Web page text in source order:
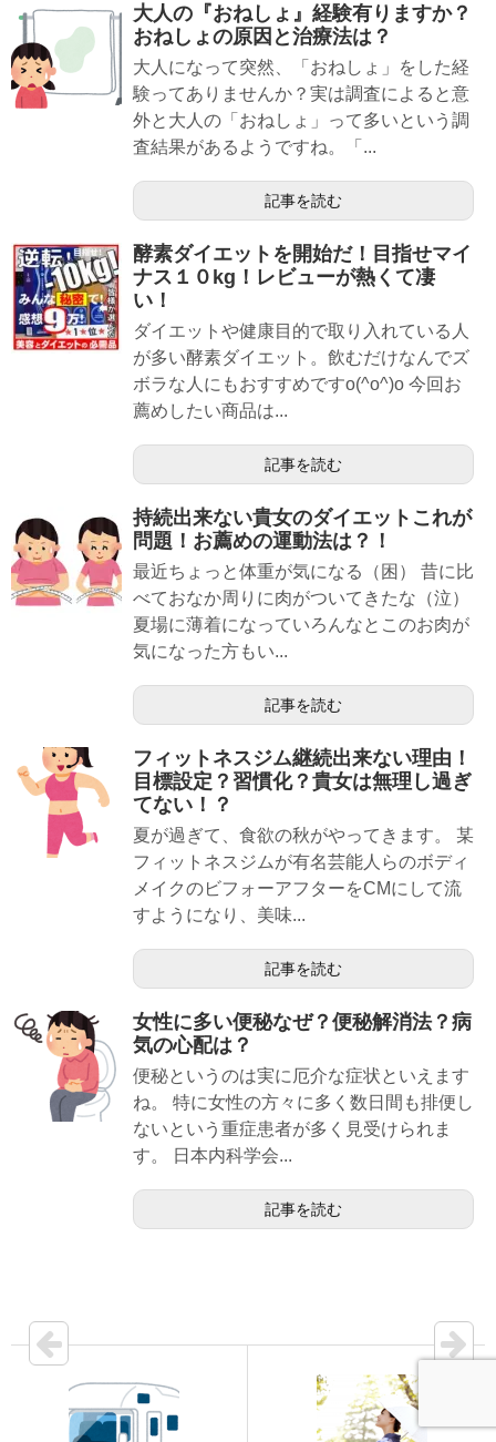
大人の『おねしょ』経験有りますか？
おねしょの原因と治療法は？
大人になって突然、「おねしょ」をした経
験ってありませんか？実は調査によると意
外と大人の「おねしょ」って多いという調
査結果があるようですね。「...
記事を読む
酵素ダイエットを開始だ！目指せマイ
ナス１０kg！レビューが熱くて凄
い！
ダイエットや健康目的で取り入れている人
が多い酵素ダイエット。飲むだけなんでズ
ボラな人にもおすすめですo(^o^)o 今回お
薦めしたい商品は...
記事を読む
持続出来ない貴女のダイエットこれが
問題！お薦めの運動法は？！
最近ちょっと体重が気になる（困） 昔に比
べておなか周りに肉がついてきたな（泣）
夏場に薄着になっていろんなとこのお肉が
気になった方もい...
記事を読む
フィットネスジム継続出来ない理由！
目標設定？習慣化？貴女は無理し過ぎ
てない！？
夏が過ぎて、食欲の秋がやってきます。 某
フィットネスジムが有名芸能人らのボディ
メイクのビフォーアフターをCMにして流
すようになり、美味...
記事を読む
女性に多い便秘なぜ？便秘解消法？病
気の心配は？
便秘というのは実に厄介な症状といえます
ね。 特に女性の方々に多く数日間も排便し
ないという重症患者が多く見受けられま
す。 日本内科学会...
記事を読む